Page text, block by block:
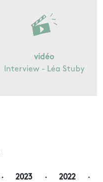
vidéo
Interview - Léa Stuby
· 2023 · 2022
·